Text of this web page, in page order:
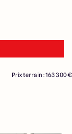
Prix terrain : 163 300 €